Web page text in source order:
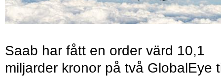
Saab har fått en order värd 10,1
miljarder kronor på två GlobalEye